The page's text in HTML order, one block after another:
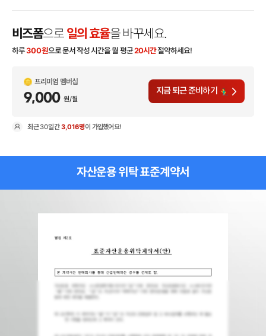
비즈폼으로 일의 효율을 바꾸세요.
하루300원으로 문서 작성 시간을 월 평균20시간절약하세요!
프리미엄 멤버십
9,000 원/월
지금 퇴근 준비하기
최근30일간3,016명이 가입했어요!
자산운용 위탁 표준계약서